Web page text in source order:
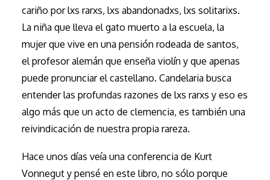
cariño por lxs rarxs, lxs abandonadxs, lxs solitarixs.
La niña que lleva el gato muerto a la escuela, la
mujer que vive en una pensión rodeada de santos,
el profesor alemán que enseña violín y que apenas
puede pronunciar el castellano. Candelaria busca
entender las profundas razones de lxs rarxs y eso es
algo más que un acto de clemencia, es también una
reivindicación de nuestra propia rareza.
Hace unos días veía una conferencia de Kurt
Vonnegut y pensé en este libro, no sólo porque